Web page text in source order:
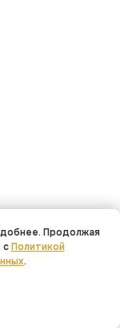
Продолжая
сПолитикой
.